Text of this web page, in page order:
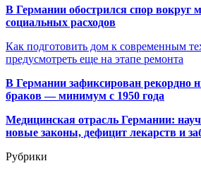
В Германии обострился спор вокруг
социальных расходов
Как подготовить дом к современным
предусмотреть еще на этапе ремонта
В Германии зафиксирован рекордно
браков — минимум с 1950 года
Медицинская отрасль Германии:
новые законы, дефицит лекарств и
Рубрики